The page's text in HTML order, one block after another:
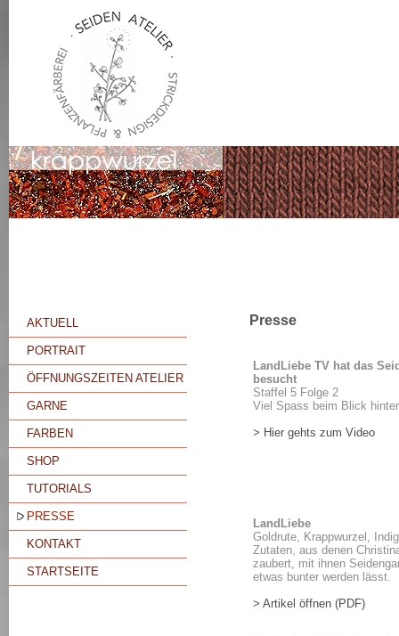
AKTUELL
PORTRAIT
ÖFFNUNGSZEITEN ATELIER
GARNE
FARBEN
SHOP
TUTORIALS
PRESSE
KONTAKT
STARTSEITE
Presse
LandLiebe TV hat das
besucht
Staffel 5 Folge 2
Viel Spass beim Blick
> Hier gehts zum Video
LandLiebe
Goldrute, Krappwurzel,
Zutaten, aus denen
zaubert, mit ihnen
etwas bunter werden lässt.
> Artikel öffnen (PDF)